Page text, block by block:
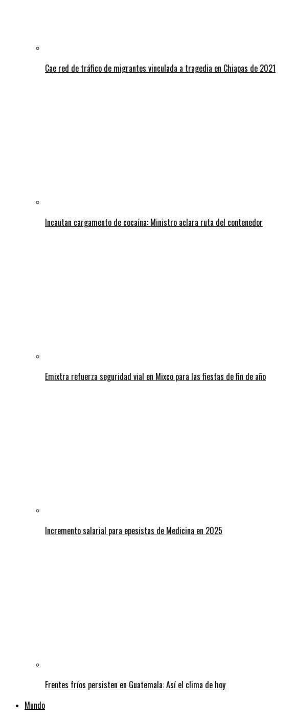
Cae red de tráfico de migrantes vinculada a tragedia en Chiapas de 2021
Incautan cargamento de cocaína: Ministro aclara ruta del contenedor
Emixtra refuerza seguridad vial en Mixco para las fiestas de fin de año
Incremento salarial para epesistas de Medicina en 2025
Frentes fríos persisten en Guatemala: Así el clima de hoy
Mundo